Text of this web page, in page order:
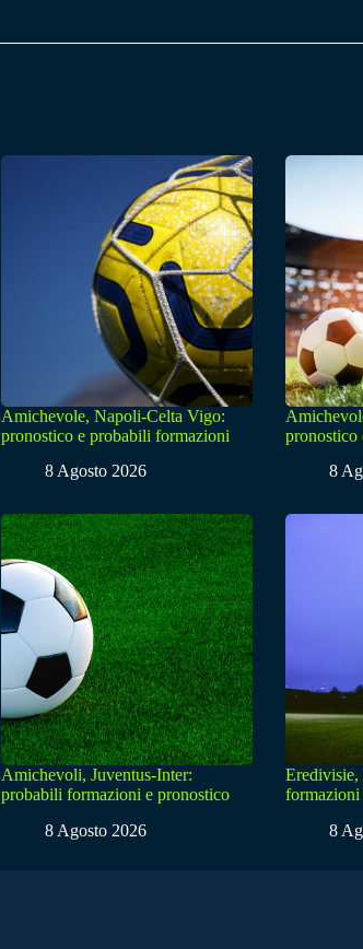
Amichevole, Napoli-Celta Vigo:
pronostico e probabili formazioni
8 Agosto 2026
pronostico
8
Amichevoli, Juventus-Inter:
probabili formazioni e pronostico
8 Agosto 2026
Eredivisie,
formazioni
8